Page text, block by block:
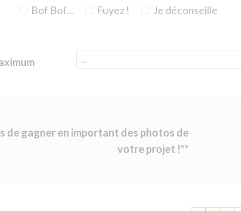
Bof Bof...
Fuyez ! Je déconseille
de gagner en important des photos de
votre projet !**